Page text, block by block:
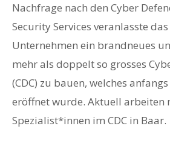
Nachfrage nach den Cyber
Security Services veranlasste
Unternehmen ein brandneues
mehr als doppelt so grosses
(CDC) zu bauen, welches
eröffnet wurde. Aktuell arbeiten
Spezialist*innen im CDC in Baar.